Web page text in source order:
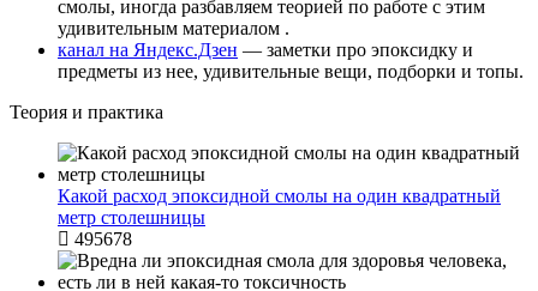
смолы, иногда разбавляем теорией по работе с этим
удивительным материалом .
канал на Яндекс.Дзен — заметки про эпоксидку и
предметы из нее, удивительные вещи, подборки и топы.
Теория и практика
Какой расход эпоксидной смолы на один квадратный
метр столешницы
495678